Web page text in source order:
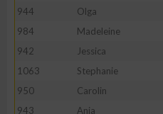
944
Olga
984
Madeleine
942
Jessica
1063
Stephanie
950
Carolin
943
Anja